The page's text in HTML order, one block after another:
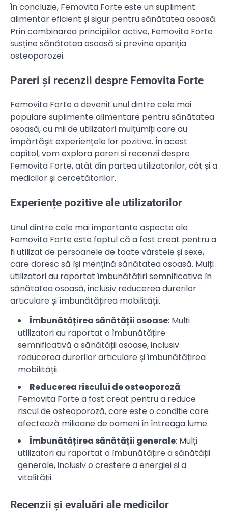
În concluzie, Femovita Forte este un supliment
alimentar eficient și sigur pentru sănătatea osoasă.
Prin combinarea principiilor active, Femovita Forte
susține sănătatea osoasă și previne apariția
osteoporozei.
Pareri și recenzii despre Femovita Forte
Femovita Forte a devenit unul dintre cele mai
populare suplimente alimentare pentru sănătatea
osoasă, cu mii de utilizatori mulțumiți care au
împărtășit experiențele lor pozitive. În acest
capitol, vom explora pareri și recenzii despre
Femovita Forte, atât din partea utilizatorilor, cât și a
medicilor și cercetătorilor.
Experiențe pozitive ale utilizatorilor
Unul dintre cele mai importante aspecte ale
Femovita Forte este faptul că a fost creat pentru a
fi utilizat de persoanele de toate vârstele și sexe,
care doresc să își mențină sănătatea osoasă. Mulți
utilizatori au raportat îmbunătățiri semnificative în
sănătatea osoasă, inclusiv reducerea durerilor
articulare și îmbunătățirea mobilității.
Îmbunătățirea sănătății osoase: Mulți
utilizatori au raportat o îmbunătățire
semnificativă a sănătății osoase, inclusiv
reducerea durerilor articulare și îmbunătățirea
mobilității.
Reducerea riscului de osteoporoză:
Femovita Forte a fost creat pentru a reduce
riscul de osteoporoză, care este o condiție care
afectează milioane de oameni în întreaga lume.
Îmbunătățirea sănătății generale: Mulți
utilizatori au raportat o îmbunătățire a sănătății
generale, inclusiv o creștere a energiei și a
vitalității.
Recenzii și evaluări ale medicilor